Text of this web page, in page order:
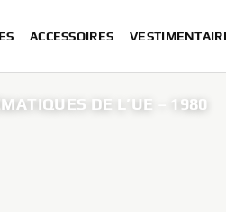
ACCESSOIRES
DE L’UE – 1980